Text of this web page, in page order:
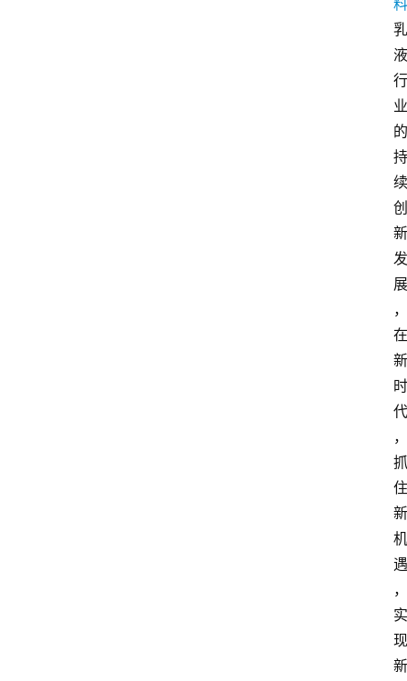
料
乳
液
行
业
的
持
续
创
新
发
展
，
在
新
时
代
，
抓
住
新
机
遇
，
实
现
新